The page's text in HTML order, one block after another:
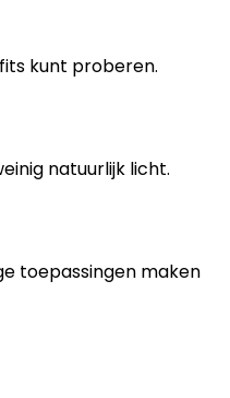
kunt proberen.
natuurlijk licht.
toepassingen maken